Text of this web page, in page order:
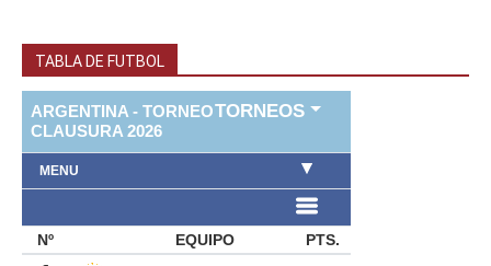
TABLA DE FUTBOL